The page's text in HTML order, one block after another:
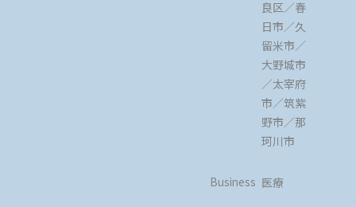
良区／春
日市／久
留米市／
大野城市
／太宰府
市／筑紫
野市／那
珂川市
Business 医療